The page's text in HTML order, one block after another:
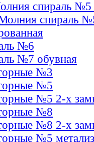
спираль №5
спираль
№6
№7 обувная
№3
№5
№5 2-х
№8
№8 2-х
№5